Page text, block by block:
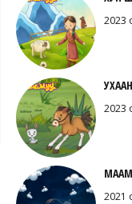
2023
2023
2021